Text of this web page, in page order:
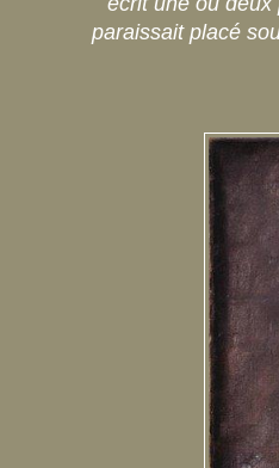
paraissait placé